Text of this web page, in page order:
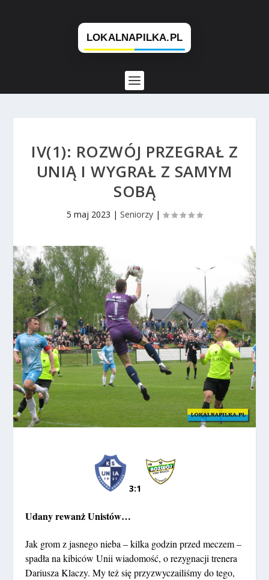
IV(1): ROZWÓJ PRZEGRAŁ Z
UNIĄ I WYGRAŁ Z SAMYM
SOBĄ
5 maj 2023 | Seniorzy |
3:1
Udany rewanż Unistów…
Jak grom z jasnego nieba – kilka godzin przed meczem –
spadła na kibiców Unii wiadomość, o rezygnacji trenera
Dariusza Klaczy. My też się przyzwyczailiśmy do tego,